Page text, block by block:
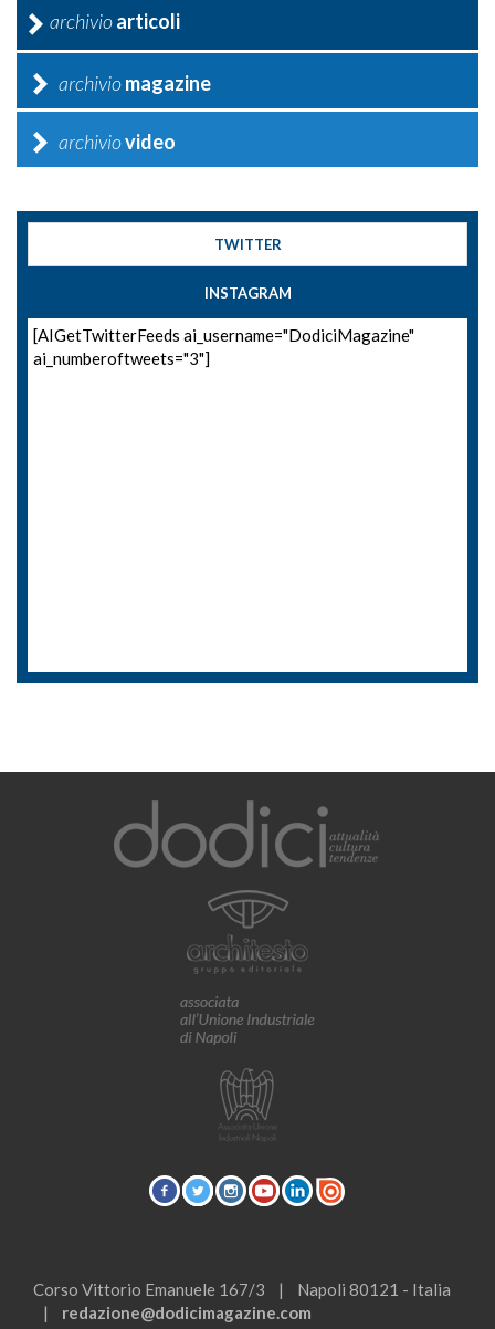
archivioarticoli
archiviomagazine
archiviovideo
TWITTER
INSTAGRAM
[AIGetTwitterFeeds ai_username="DodiciMagazine"
ai_numberoftweets="3"]
Corso Vittorio Emanuele 167/3 | Napoli 80121 - Italia
| redazione@dodicimagazine.com